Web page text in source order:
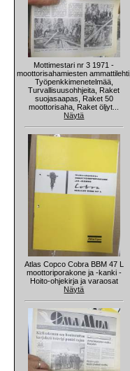
Mottimestari nr 3 1971 -
moottorisahamiesten ammattilehti,
Työpenkkimenetelmää,
Turvallisuusohhjeita, Raket
suojasaapas, Raket 50
moottorisaha, Raket öljyt...
Näytä
Atlas Copco Cobra BBM 47 L
moottoriporakone ja -kanki -
Hoito-ohjekirja ja varaosat
Näytä